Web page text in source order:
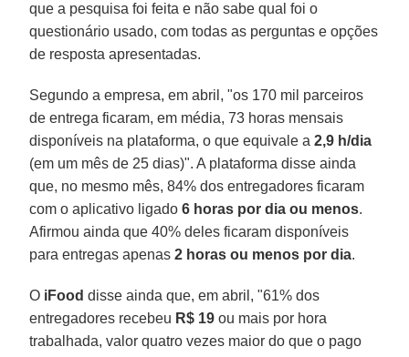
que a pesquisa foi feita e não sabe qual foi o
questionário usado, com todas as perguntas e opções
de resposta apresentadas.
Segundo a empresa, em abril, "os 170 mil parceiros
de entrega ficaram, em média, 73 horas mensais
disponíveis na plataforma, o que equivale a2,9 h/dia
(em um mês de 25 dias)". A plataforma disse ainda
que, no mesmo mês, 84% dos entregadores ficaram
com o aplicativo ligado6 horas por dia ou menos.
Afirmou ainda que 40% deles ficaram disponíveis
para entregas apenas2 horas ou menos por dia.
O iFood disse ainda que, em abril, "61% dos
entregadores recebeu R$ 19 ou mais por hora
trabalhada, valor quatro vezes maior do que o pago